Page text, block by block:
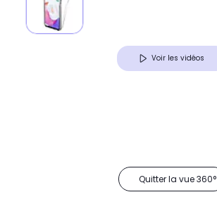
Voir les vidéos
Quitter la vue 360°